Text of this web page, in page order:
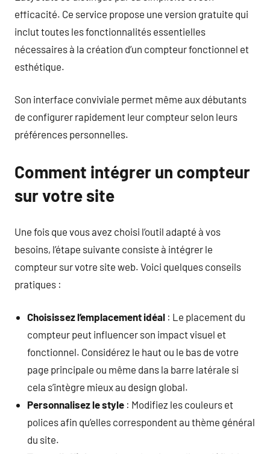
efficacité. Ce service propose une version gratuite qui
inclut toutes les fonctionnalités essentielles
nécessaires à la création d’un compteur fonctionnel et
esthétique.
Son interface conviviale permet même aux débutants
de configurer rapidement leur compteur selon leurs
préférences personnelles.
Comment intégrer un compteur
sur votre site
Une fois que vous avez choisi l’outil adapté à vos
besoins, l’étape suivante consiste à intégrer le
compteur sur votre site web. Voici quelques conseils
pratiques :
Choisissez l’emplacement idéal : Le placement du
compteur peut influencer son impact visuel et
fonctionnel. Considérez le haut ou le bas de votre
page principale ou même dans la barre latérale si
cela s’intègre mieux au design global.
Personnalisez le style : Modifiez les couleurs et
polices afin qu’elles correspondent au thème général
du site.